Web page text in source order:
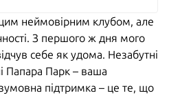
неймовірним клубом, але
З першого ж дня мого
себе як удома. Незабутні
Папара Парк – ваша
підтримка – це те, що